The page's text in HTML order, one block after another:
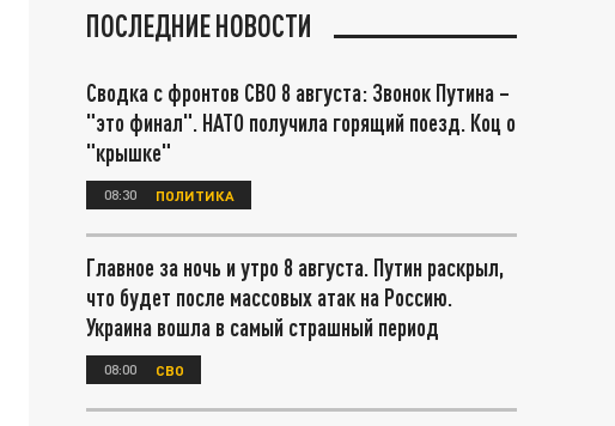
ПОСЛЕДНИЕ НОВОСТИ
Сводка с фронтов СВО 8 августа: Звонок Путина –
"это финал". НАТО получила горящий поезд. Коц о
"крышке"
08:30 ПОЛИТИКА
Главное за ночь и утро 8 августа. Путин раскрыл,
что будет после массовых атак на Россию.
Украина вошла в самый страшный период
08:00 СВО